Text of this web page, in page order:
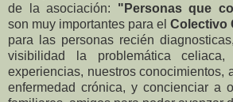
de la asociación: "Personas que
son muy importantes para el Colectivo
para las personas recién
visibilidad la problemática celiaca,
experiencias, nuestros conocimientos,
enfermedad crónica, y concienciar a